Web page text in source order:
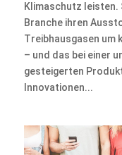
Klimaschutz leisten.
Branche ihren
Treibhausgasen um
– und das bei einer
gesteigerten
Innovationen...